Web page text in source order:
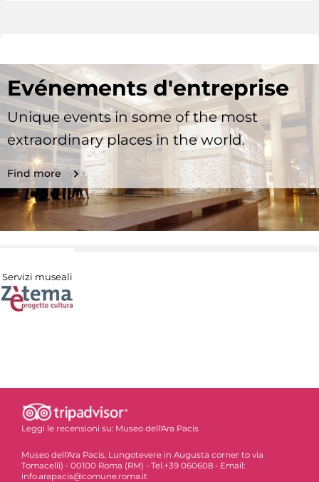
Evénements d'entreprise
Unique events in some of the most
extraordinary places in the world.
Find more
Servizi museali
Leggi le recensioni su: Museo dell'Ara Pacis
Museo dell'Ara Pacis, Lungotevere in Augusta corner to via
Tomacelli) - 00100 Roma (RM) - Tel.+39 060608 - Email:
info.arapacis@comune.roma.it